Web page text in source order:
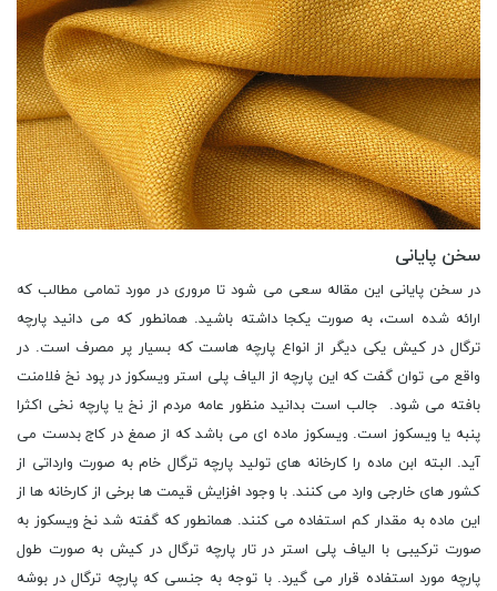
سخن پایانی
در سخن پایانی این مقاله سعی می شود تا مروری در مورد تمامی مطالب که
ارائه شده است، به صورت یکجا داشته باشید. همانطور که می دانید پارچه
ترگال در کیش یکی دیگر از انواع پارچه هاست که بسیار پر مصرف است. در
واقع می توان گفت که این پارچه از الیاف پلی استر ویسکوز در پود نخ فلامنت
بافته می شود. جالب است بدانید منظور عامه مردم از نخ یا پارچه نخی اکثرا
پنبه یا ویسکوز است. ویسکوز ماده ای می باشد که از صمغ در کاج بدست می
آید. البته ابن ماده را کارخانه های تولید پارچه ترگال خام به صورت وارداتی از
کشور های خارجی وارد می کنند. با وجود افزایش قیمت ها برخی از کارخانه ها از
این ماده به مقدار کم استفاده می کنند. همانطور که گفته شد نخ ویسکوز به
صورت ترکیبی با الیاف پلی استر در تار پارچه ترگال در کیش به صورت طول
پارچه مورد استفاده قرار می گیرد. با توجه به جنسی که پارچه ترگال در بوشه